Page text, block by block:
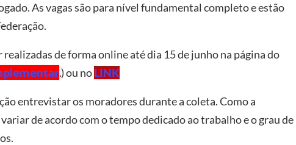
As vagas são para nível fundamental completo e estão
de forma online até dia 15 de junho na página do
.) ou noLINK
entrevistar os moradores durante a coleta. Como a
de acordo com o tempo dedicado ao trabalho e o grau de